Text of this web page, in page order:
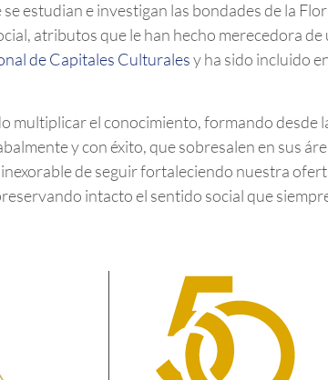
estudian e investigan las bondades de la
atributos que le han hecho merecedora
de Capitales Culturalesy ha sido incluido
multiplicar el conocimiento, formando desde
y con éxito, que sobresalen en sus
de seguir fortaleciendo nuestra
intacto el sentido social que